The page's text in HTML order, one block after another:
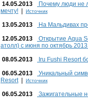
14.05.2013
Почему люди не
мечту!
Источник
13.05.2013
На Мальдивах
12.05.2013
Открытие Aqua
атолл) с июня по октябрь 2013
08.05.2013
Iru Fushi Resort
06.05.2013
Уникальный
Resort| Источник
06.05.2013
Зажигательные